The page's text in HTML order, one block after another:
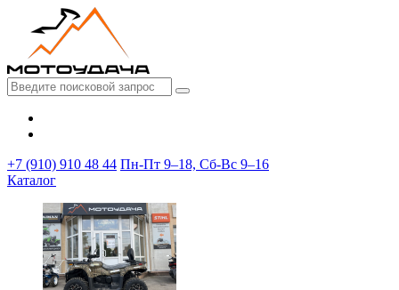
+7 (910) 910 48 44 Пн-Пт 9–18, Сб-Вс 9–16
Каталог